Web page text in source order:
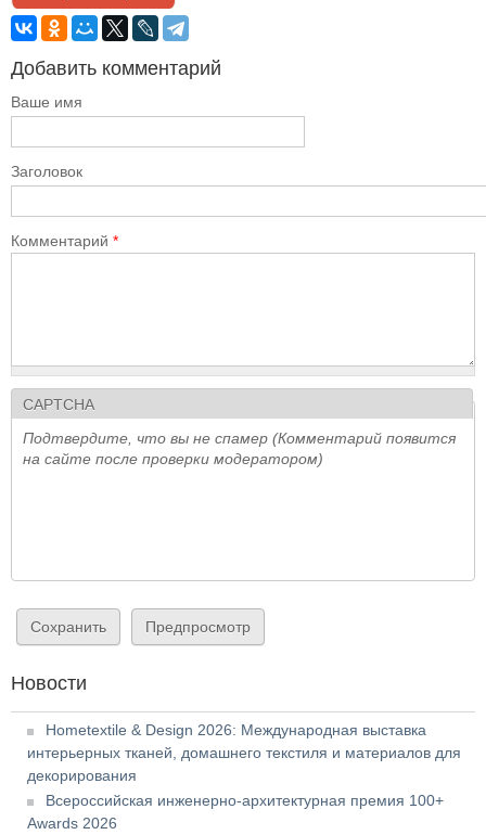
Добавить комментарий
Ваше имя
Заголовок
Комментарий *
CAPTCHA
Подтвердите, что вы не спамер (Комментарий появится
на сайте после проверки модератором)
Новости
Hometextile & Design 2026: Международная выставка
интерьерных тканей, домашнего текстиля и материалов для
декорирования
Всероссийская инженерно-архитектурная премия 100+
Awards 2026